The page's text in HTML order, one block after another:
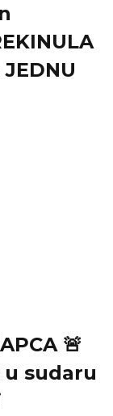
🚨
u sudaru